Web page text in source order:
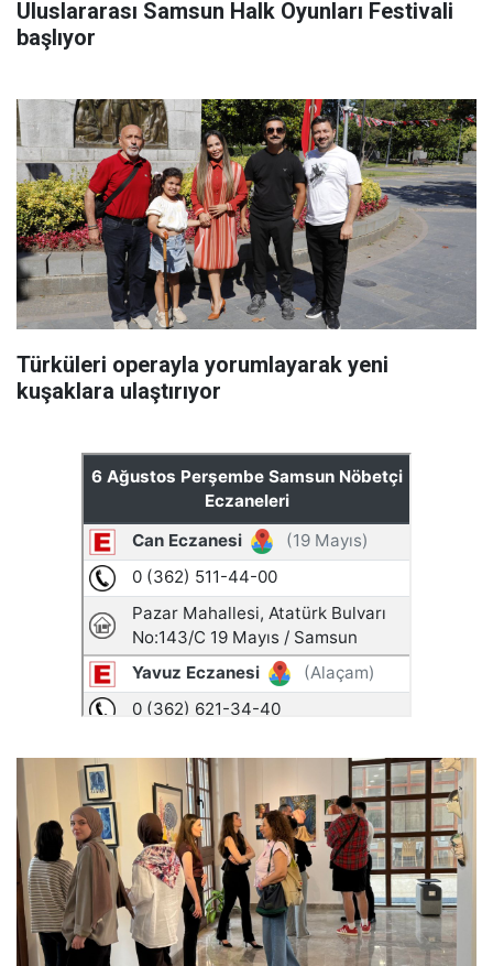
Uluslararası Samsun Halk Oyunları Festivali
başlıyor
Türküleri operayla yorumlayarak yeni
kuşaklara ulaştırıyor